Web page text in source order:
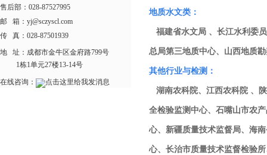
售后部：028-87527995
邮 箱：yj@sczyscl.com
传 真：028-87501939
地 址： 成都市金牛区金府路799号
1栋1单元27楼13-14号
在线咨询：
地质水文类：
福建省水文局 、长江水利委
总局第三地质中心、山西地质
其他行业与检测：
湖南农科院、江西农科院 、
全检验监测中心、石嘴山市农
心、新疆质量技术监督局、海
心、长治市质量技术监督检验